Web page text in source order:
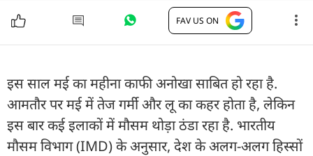
FAV US ON
इस साल मई का महीना काफी अनोखा साबित हो रहा है.
आमतौर पर मई में तेज गर्मी और लू का कहर होता है, लेकिन
इस बार कई इलाकों में मौसम थोड़ा ठंडा रहा है. भारतीय
मौसम विभाग (IMD) के अनुसार, देश के अलग-अलग हिस्सों